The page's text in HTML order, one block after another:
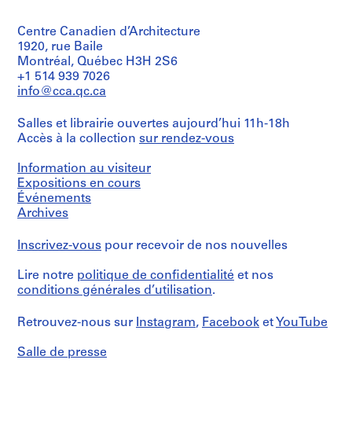
e
p
o
r
t
v
o
p
i
s
c
n
a
c
b
e
(archive
creator)
Description:
File's
title:
der
Republik,
Contains
as
well
a
conceptual
Quantité
Type
d’objet:
file
Centre Canadien d’Architecture
1920, rue Baile
Montréal, Québec H3H 2S6
+1 514 939 7026
info@cca.qc.ca
Salles et librairie ouvertes aujourd’hui 11h-18h
Accès à la collection sur rendez-vous
Information au visiteur
Expositions en cours
Événements
Archives
Inscrivez-vous pour recevoir de nos nouvelles
Lire notre politique de confidentialité et nos
conditions générales d’utilisation.
Retrouvez-nous sur Instagram, Facebook et YouTube
Salle de presse